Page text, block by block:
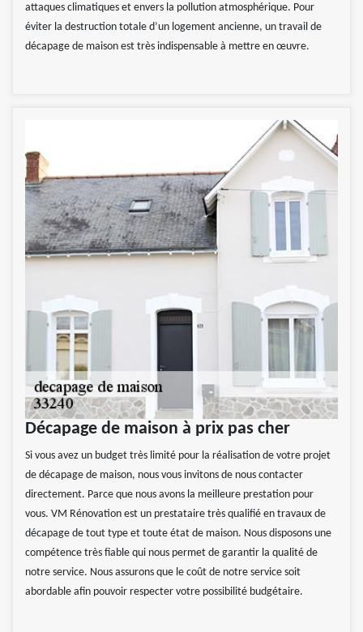
attaques climatiques et envers la pollution atmosphérique. Pour
éviter la destruction totale d’un logement ancienne, un travail de
décapage de maison est très indispensable à mettre en œuvre.
Décapage de maison à prix pas cher
Si vous avez un budget très limité pour la réalisation de votre projet
de décapage de maison, nous vous invitons de nous contacter
directement. Parce que nous avons la meilleure prestation pour
vous. VM Rénovation est un prestataire très qualifié en travaux de
décapage de tout type et toute état de maison. Nous disposons une
compétence très fiable qui nous permet de garantir la qualité de
notre service. Nous assurons que le coût de notre service soit
abordable afin pouvoir respecter votre possibilité budgétaire.